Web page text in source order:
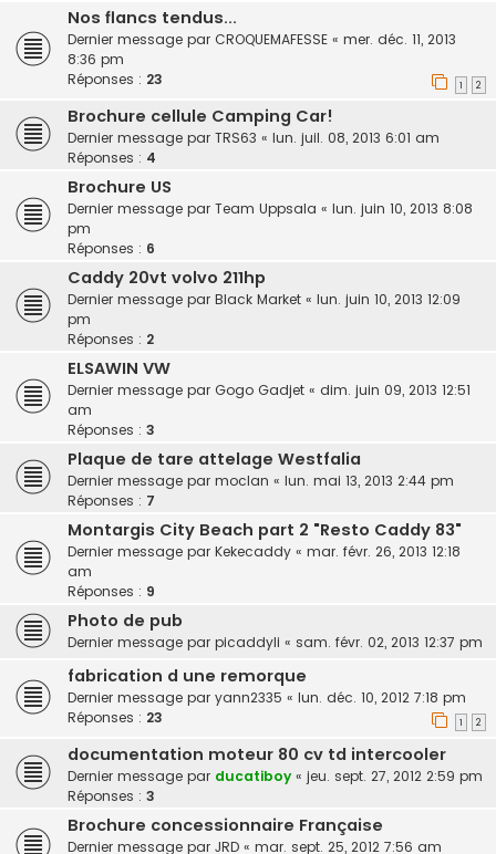
Nos flancs tendus...
Dernier message par CROQUEMAFESSE « mer. déc. 11, 2013
8:36 pm
Réponses : 23 1 2
Brochure cellule Camping Car!
Dernier message par TRS63 « lun. juil. 08, 2013 6:01 am
Réponses : 4
Brochure US
Dernier message par Team Uppsala « lun. juin 10, 2013 8:08
pm
Réponses : 6
Caddy 20vt volvo 211hp
Dernier message par Black Market « lun. juin 10, 2013 12:09
pm
Réponses : 2
ELSAWIN VW
Dernier message par Gogo Gadjet « dim. juin 09, 2013 12:51
am
Réponses : 3
Plaque de tare attelage Westfalia
Dernier message par moclan « lun. mai 13, 2013 2:44 pm
Réponses : 7
Montargis City Beach part 2 "Resto Caddy 83"
Dernier message par Kekecaddy « mar. févr. 26, 2013 12:18
am
Réponses : 9
Photo de pub
Dernier message par picaddyli « sam. févr. 02, 2013 12:37 pm
fabrication d une remorque
Dernier message par yann2335 « lun. déc. 10, 2012 7:18 pm
Réponses : 23 1 2
documentation moteur 80 cv td intercooler
Dernier message par ducatiboy « jeu. sept. 27, 2012 2:59 pm
Réponses : 3
Brochure concessionnaire Française
Dernier message par JRD « mar. sept. 25, 2012 7:56 am